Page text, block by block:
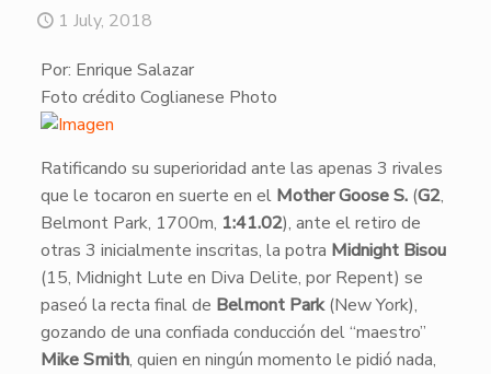
1 July, 2018
Por: Enrique Salazar
Foto crédito Coglianese Photo
​Ratificando su superioridad ante las apenas 3 rivales
que le tocaron en suerte en el Mother Goose S.(G2,
Belmont Park, 1700m, 1:41.02), ante el retiro de
otras 3 inicialmente inscritas, la potra Midnight Bisou
(15, Midnight Lute en Diva Delite, por Repent) se
paseó la recta final de Belmont Park(New York),
gozando de una confiada conducción del “maestro”
Mike Smith, quien en ningún momento le pidió nada,